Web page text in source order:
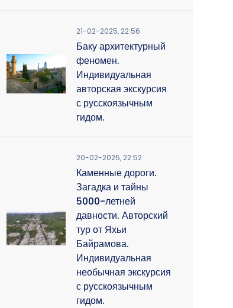
21-02-2025, 22:56
Баку архитектурный
феномен.
Индивидуальная
авторская экскурсия
с русскоязычным
гидом.
20-02-2025, 22:52
Каменные дороги.
Загадка и тайны
5000-летней
давности. Авторский
тур от Яхьи
Байрамова.
Индивидуальная
необычная экскурсия
с русскоязычным
гидом.